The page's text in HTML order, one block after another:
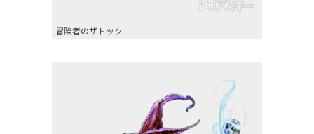
冒険者のザトック